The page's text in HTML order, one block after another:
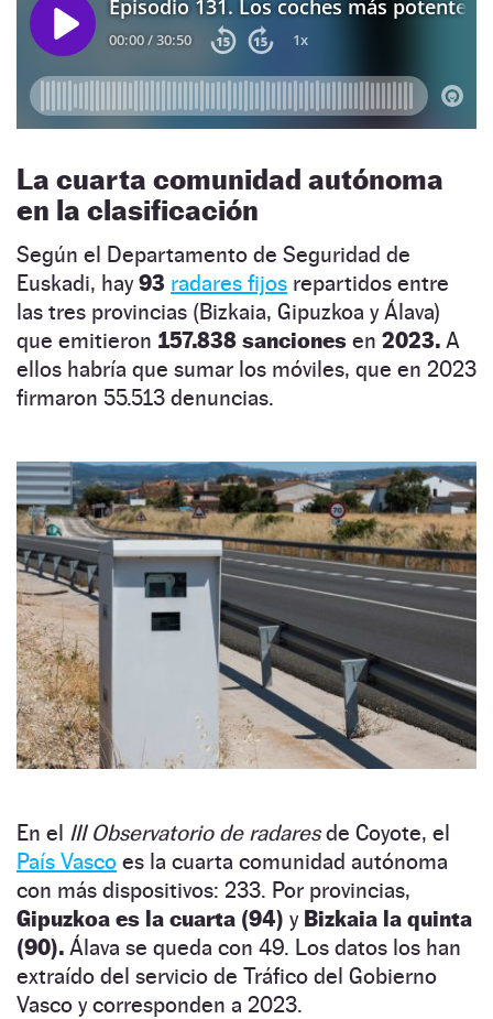
La cuarta comunidad autónoma
en la clasificación
Según el Departamento de Seguridad de
Euskadi, hay93 radares fijos repartidos entre
las tres provincias (Bizkaia, Gipuzkoa y Álava)
que emitieron 157.838 sanciones en 2023. A
ellos habría que sumar los móviles, que en 2023
firmaron 55.513 denuncias.
En el III Observatorio de radaresde Coyote, el
País Vasco es la cuarta comunidad autónoma
con más dispositivos: 233. Por provincias,
Gipuzkoa es la cuarta (94) y Bizkaia la quinta
(90). Álava se queda con 49. Los datos los han
extraído del servicio de Tráfico del Gobierno
Vasco y corresponden a 2023.